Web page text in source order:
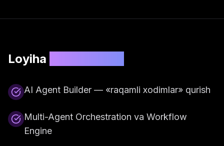
Loyiha
AI Agent Builder — «raqamli xodimlar» qurish
Multi-Agent Orchestration va Workflow
Engine